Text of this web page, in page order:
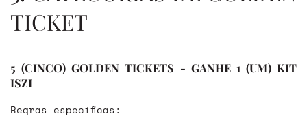
TICKET
5 (CINCO) GOLDEN TICKETS - GANHE 1 (UM) KIT
ISZI
Regras específicas: